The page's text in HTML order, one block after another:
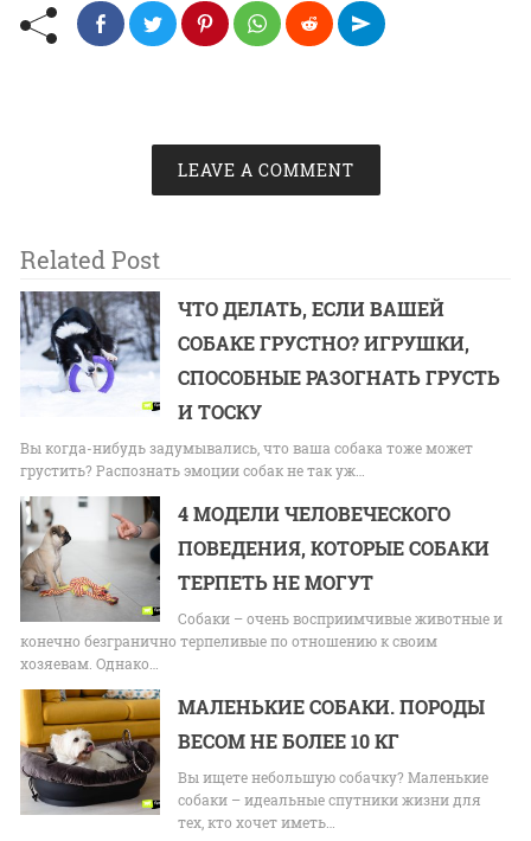
LEAVE A COMMENT
Related Post
ЧТО ДЕЛАТЬ, ЕСЛИ ВАШЕЙ
СОБАКЕ ГРУСТНО? ИГРУШКИ,
СПОСОБНЫЕ РАЗОГНАТЬ ГРУСТЬ
И ТОСКУ
Вы когда-нибудь задумывались, что ваша собака тоже может
грустить? Распознать эмоции собак не так уж…
4 МОДЕЛИ ЧЕЛОВЕЧЕСКОГО
ПОВЕДЕНИЯ, КОТОРЫЕ СОБАКИ
ТЕРПЕТЬ НЕ МОГУТ
Собаки – очень восприимчивые животные и
конечно безгранично терпеливые по отношению к своим
хозяевам. Однако…
МАЛЕНЬКИЕ СОБАКИ. ПОРОДЫ
ВЕСОМ НЕ БОЛЕЕ 10 КГ
Вы ищете небольшую собачку? Маленькие
собаки – идеальные спутники жизни для
тех, кто хочет иметь…